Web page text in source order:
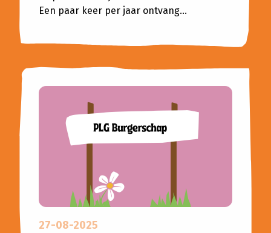
Een paar keer per jaar ontvang...
27-08-2025